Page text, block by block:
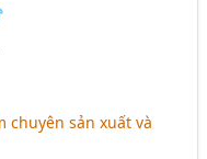
chuyên sản xuất và